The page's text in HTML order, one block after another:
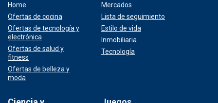
Home
Ofertas de cocina
Ofertas de tecnología y
electrónica
Ofertas de salud y
fitness
Ofertas de belleza y
moda
Mercados
Lista de seguimiento
Estilo de vida
Inmobiliaria
Tecnología